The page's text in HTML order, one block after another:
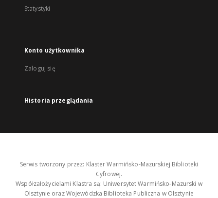
Statystyki
Konto użytkownika
Zaloguj się
Historia przeglądania
Serwis tworzony przez: Klaster Warmińsko-Mazurskiej Biblioteki
Cyfrowej.
Współzałożycielami Klastra są: Uniwersytet Warmińsko-Mazurski w
Olsztynie oraz Wojewódzka Biblioteka Publiczna w Olsztynie